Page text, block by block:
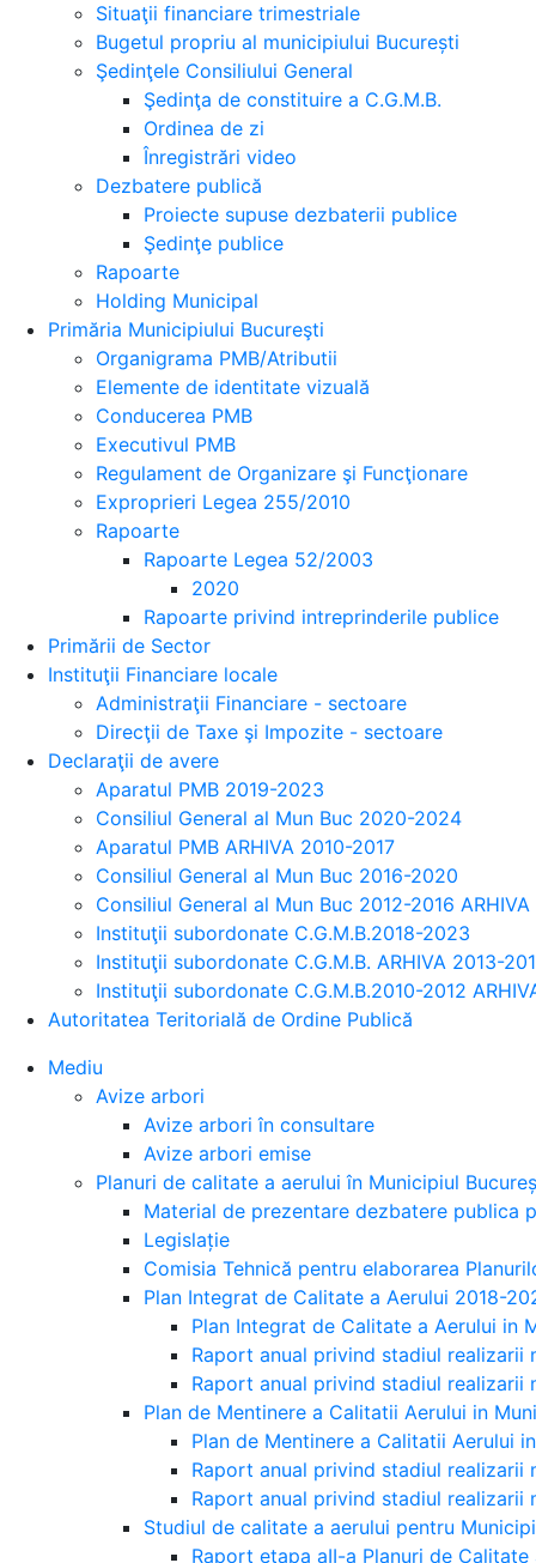
Situaţii financiare trimestriale
Bugetul propriu al municipiului București
Şedinţele Consiliului General
Şedinţa de constituire a C.G.M.B.
Ordinea de zi
Înregistrări video
Dezbatere publică
Proiecte supuse dezbaterii publice
Şedinţe publice
Rapoarte
Holding Municipal
Primăria Municipiului Bucureşti
Organigrama PMB/Atributii
Elemente de identitate vizuală
Conducerea PMB
Executivul PMB
Regulament de Organizare şi Funcţionare
Exproprieri Legea 255/2010
Rapoarte
Rapoarte Legea 52/2003
2020
Rapoarte privind intreprinderile publice
Primării de Sector
Instituţii Financiare locale
Administraţii Financiare - sectoare
Direcţii de Taxe şi Impozite - sectoare
Declaraţii de avere
Aparatul PMB 2019-2023
Consiliul General al Mun Buc 2020-2024
Aparatul PMB ARHIVA 2010-2017
Consiliul General al Mun Buc 2016-2020
Consiliul General al Mun Buc 2012-2016 ARHIVA
Instituţii subordonate C.G.M.B.2018-2023
Instituţii subordonate C.G.M.B. ARHIVA 2013-
Instituţii subordonate C.G.M.B.2010-2012
Autoritatea Teritorială de Ordine Publică
Mediu
Avize arbori
Avize arbori în consultare
Avize arbori emise
Planuri de calitate a aerului în Municipiul
Material de prezentare dezbatere publica
Legislație
Comisia Tehnică pentru elaborarea
Plan Integrat de Calitate a Aerului 2018-
Plan Integrat de Calitate a Aerului in
Raport anual privind stadiul realizarii
Raport anual privind stadiul realizarii
Plan de Mentinere a Calitatii Aerului in
Plan de Mentinere a Calitatii Aerului
Raport anual privind stadiul realizarii
Raport anual privind stadiul realizarii
Studiul de calitate a aerului pentru
Raport etapa aII-a Planuri de